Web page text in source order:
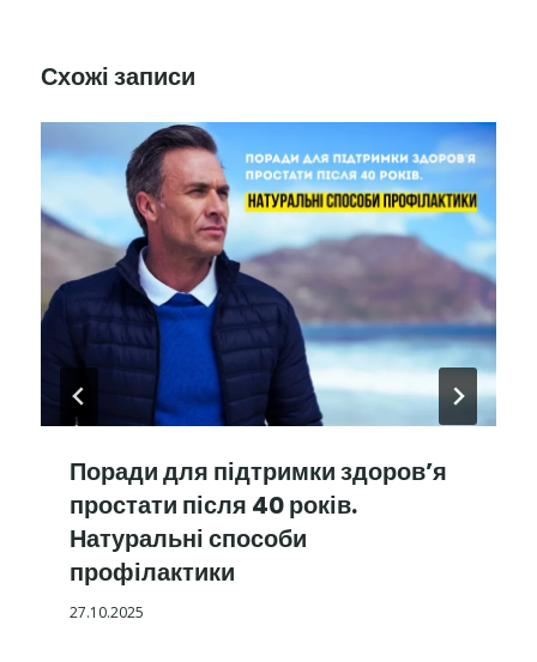
Схожі записи
Поради для підтримки здоров’я
простати після 40 років.
Натуральні способи
профілактики
27.10.2025